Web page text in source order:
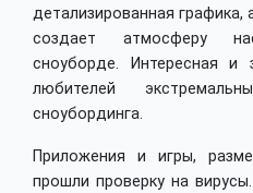
детализированная
создает атмосферу
сноуборде. Интересная и
любителей
сноубординга.
Приложения и игры,
прошли проверку на